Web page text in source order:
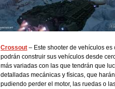
Crossout – Este shooter de vehículos
podrán construir sus vehículos desde
más variadas con las que tendrán que
detalladas mecánicas y físicas, que
pudiendo perder el motor, las ruedas o